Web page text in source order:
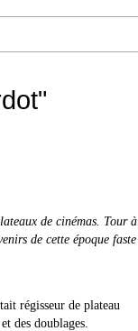
de cinémas. Tour à
de cette époque faste
régisseur de plateau
des doublages.